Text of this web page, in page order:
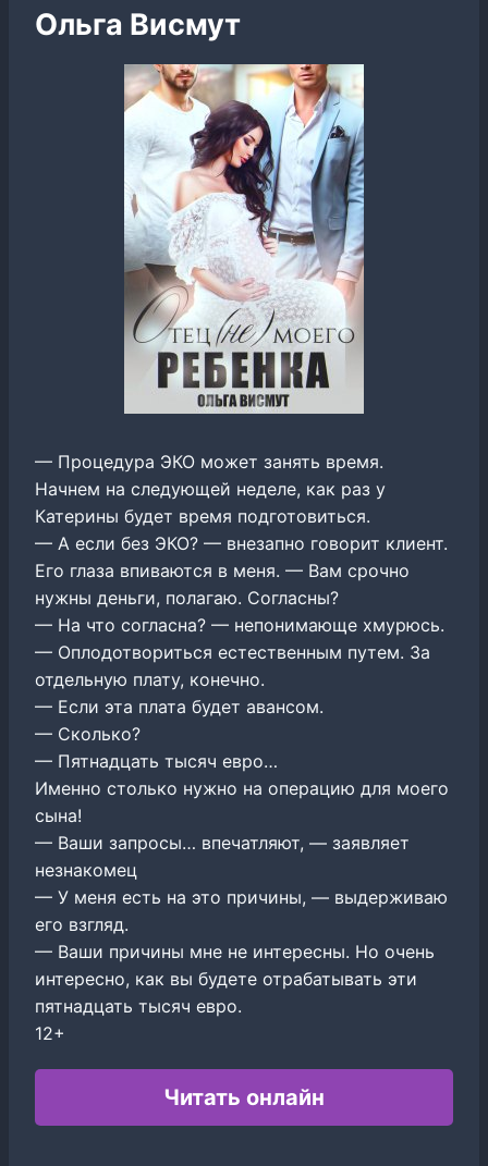
Ольга Висмут
— Процедура ЭКО может занять время.
Начнем на следующей неделе, как раз у
Катерины будет время подготовиться.
— А если без ЭКО? — внезапно говорит клиент.
Его глаза впиваются в меня. — Вам срочно
нужны деньги, полагаю. Согласны?
— На что согласна? — непонимающе хмурюсь.
— Оплодотвориться естественным путем. За
отдельную плату, конечно.
— Если эта плата будет авансом.
— Сколько?
— Пятнадцать тысяч евро…
Именно столько нужно на операцию для моего
сына!
— Ваши запросы… впечатляют, — заявляет
незнакомец
— У меня есть на это причины, — выдерживаю
его взгляд.
— Ваши причины мне не интересны. Но очень
интересно, как вы будете отрабатывать эти
пятнадцать тысяч евро.
12+
Читать онлайн